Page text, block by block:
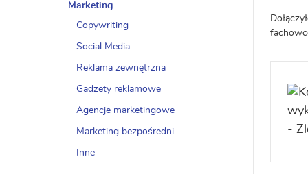
Marketing
Copywriting
Social Media
Reklama zewnętrzna
Gadżety reklamowe
Agencje marketingowe
Marketing bezpośredni
Inne